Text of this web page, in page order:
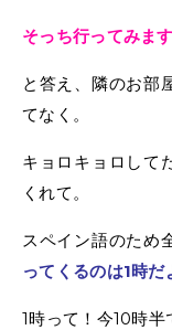
そっち行ってみま
と答え、隣のお部
てなく。
キョロキョロして
くれて。
スペイン語のため
ってくるのは1時だ
1時って！今10時半